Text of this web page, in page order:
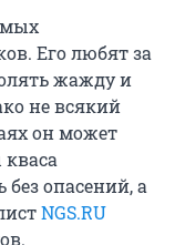
Его любят за
жажду и
не всякий
он может
опасений, а
NGS.RU